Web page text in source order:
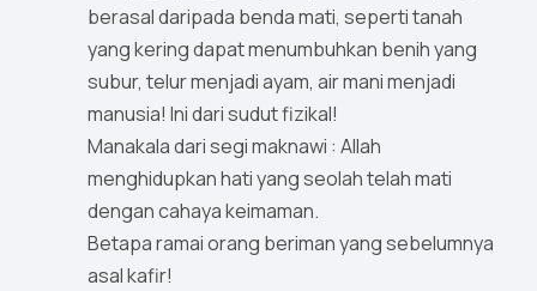
berasal daripada benda mati, seperti tanah
yang kering dapat menumbuhkan benih yang
subur, telur menjadi ayam, air mani menjadi
manusia! Ini dari sudut fizikal!
Manakala dari segi maknawi : Allah
menghidupkan hati yang seolah telah mati
dengan cahaya keimaman.
Betapa ramai orang beriman yang sebelumnya
asal kafir!